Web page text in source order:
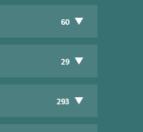
60
29
293